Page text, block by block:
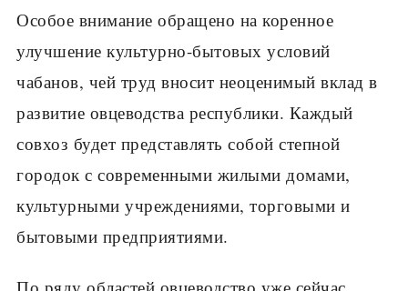
Особое внимание обращено на коренное
улучшение культурно-быто­вых условий
чабанов, чей труд вносит неоценимый вклад в
развитие овцеводства республики. Каждый
совхоз будет представлять собой степной
городок с современными жилыми домами,
культурными учреждениями, торговыми и
бытовыми предприятиями.